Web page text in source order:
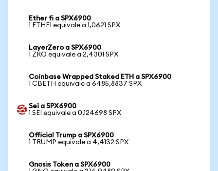
Ether fi a SPX6900
1 ETHFI equivale a 1,0621 SPX
LayerZero a SPX6900
1 ZRO equivale a 2,4301 SPX
Coinbase Wrapped Staked ETH a SPX6900
1 CBETH equivale a 6485,8837 SPX
Sei a SPX6900
1 SEI equivale a 0,124698 SPX
Official Trump a SPX6900
1 TRUMP equivale a 4,4132 SPX
Gnosis Token a SPX6900